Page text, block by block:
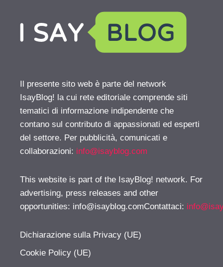
Il presente sito web è parte del network
IsayBlog! la cui rete editoriale comprende siti
tematici di informazione indipendente che
contano sul contributo di appassionati ed esperti
del settore. Per pubblicità, comunicati e
collaborazioni: info@isayblog.com
This website is part of the IsayBlog! network. For
advertising, press releases and other
opportunities: info@isayblog.comContattaci:
Dichiarazione sulla Privacy (UE)
Cookie Policy (UE)